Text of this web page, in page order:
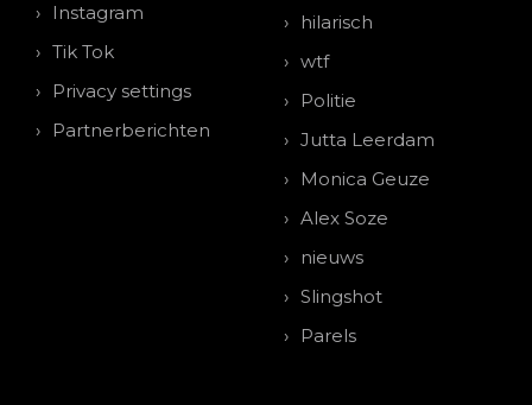
Instagram
Tik Tok
Privacy settings
Partnerberichten
hilarisch
wtf
Politie
Jutta Leerdam
Monica Geuze
Alex Soze
nieuws
Slingshot
Parels